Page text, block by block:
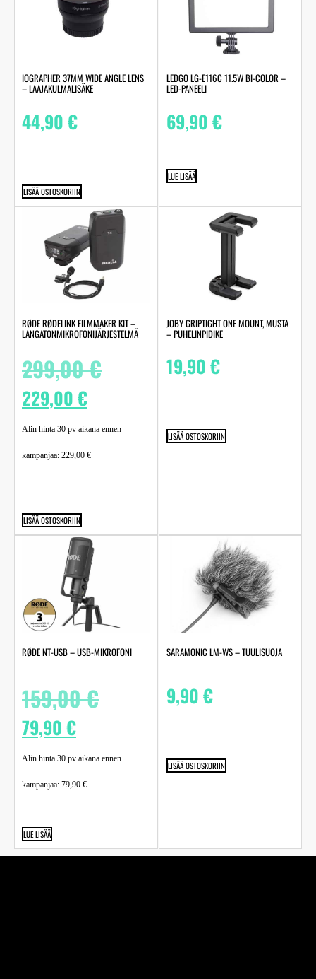
IOGRAPHER 37MM WIDE ANGLE LENS
– LAAJAKULMALISÄKE
44,90€
LISÄÄ OSTOSKORIIN
LEDGO LG-E116C 11.5W BI-COLOR –
LED-PANEELI
69,90€
LUE LISÄÄ
RØDE RØDELINK FILMMAKER KIT –
LANGATONMIKROFONIJÄRJESTELMÄ
299,00€
229,00€
Alin hinta 30 pv aikana ennen
kampanjaa: 229,00 €
LISÄÄ OSTOSKORIIN
JOBY GRIPTIGHT ONE MOUNT, MUSTA
– PUHELINPIDIKE
19,90€
LISÄÄ OSTOSKORIIN
RØDE NT-USB – USB-MIKROFONI
159,00€
79,90€
Alin hinta 30 pv aikana ennen
kampanjaa: 79,90 €
LUE LISÄÄ
SARAMONIC LM-WS – TUULISUOJA
9,90€
LISÄÄ OSTOSKORIIN